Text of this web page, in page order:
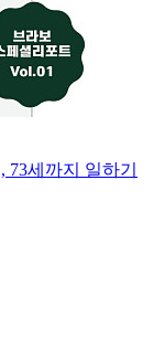
73세까지 일하기